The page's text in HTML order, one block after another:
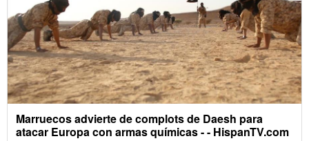
Marruecos advierte de complots de Daesh para
atacar Europa con armas químicas - - HispanTV.com